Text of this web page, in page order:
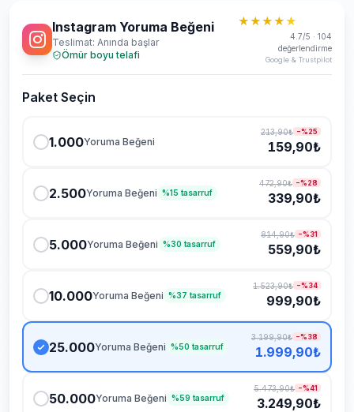
Instagram Yoruma Beğeni
Teslimat: Anında başlar
Ömür boyu telafi
★★★★★
4.7/5 · 104
değerlendirme
Google & Trustpilot
Paket Seçin
1.000Yoruma Beğeni
213,90₺ −%25
159,90₺
2.500Yoruma Beğeni %15 tasarruf
472,90₺ −%28
339,90₺
5.000Yoruma Beğeni %30 tasarruf
814,90₺ −%31
559,90₺
10.000Yoruma Beğeni %37 tasarruf
1.523,90₺ −%34
999,90₺
25.000Yoruma Beğeni %50 tasarruf
3.199,90₺ −%38
1.999,90₺
50.000Yoruma Beğeni %59 tasarruf
5.473,90₺ −%41
3.249,90₺
7/24 destek ekibi çevrimiçi
Sohbet Yardım
Hangi ödeme yöntemleri var?
Düşüş olursa telafi var mı?